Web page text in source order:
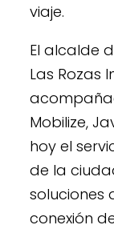
viaje.
El alcalde
Las Rozas
Mobilize,
hoy el
de la
soluciones
conexión